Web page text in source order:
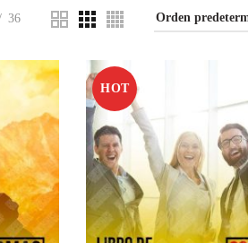
36
HOT